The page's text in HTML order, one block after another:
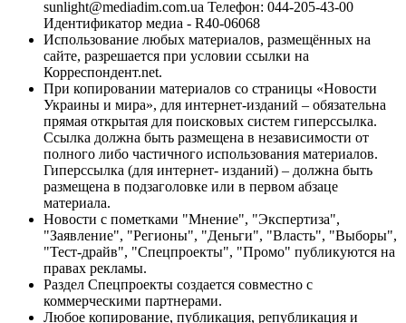
sunlight@mediadim.com.ua Телефон: 044-205-43-00
Идентификатор медиа - R40-06068
Использование любых материалов, размещённых на
сайте, разрешается при условии ссылки на
Корреспондент.net.
При копировании материалов со страницы «Новости
Украины и мира», для интернет-изданий – обязательна
прямая открытая для поисковых систем гиперссылка.
Ссылка должна быть размещена в независимости от
полного либо частичного использования материалов.
Гиперссылка (для интернет- изданий) – должна быть
размещена в подзаголовке или в первом абзаце
материала.
Новости с пометками "Мнение", "Экспертиза",
"Заявление", "Регионы", "Деньги", "Власть", "Выборы",
"Тест-драйв", "Спецпроекты", "Промо" публикуются на
правах рекламы.
Раздел Спецпроекты создается совместно с
коммерческими партнерами.
Любое копирование, публикация, републикация и